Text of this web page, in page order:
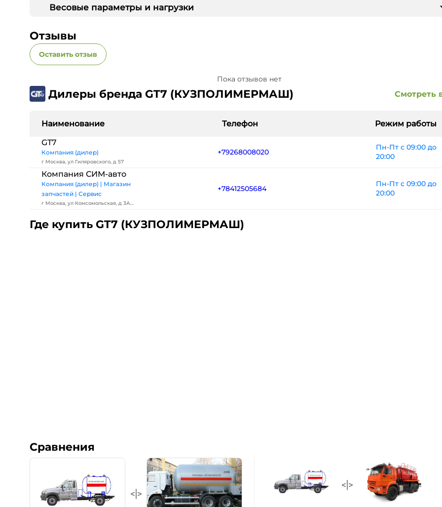
Весовые параметры и нагрузки
Отзывы
Оставить отзыв
Пока отзывов нет
Дилеры бренда GT7 (КУЗПОЛИМЕРМАШ) Смотреть
Наименование Телефон
Режим работы
GT7
Компания (дилер)
г Москва, ул Гиляровского, д 57
+79268008020
Пн-Пт с 09:00 до
20:00
Компания СИМ-авто
Компания (дилер) | Магазин
запчастей | Сервис
г Москва, ул Комсомольская, д 3А
+78412505684
Пн-Пт с 09:00 до
20:00
Где купить GT7 (КУЗПОЛИМЕРМАШ)
Сравнения